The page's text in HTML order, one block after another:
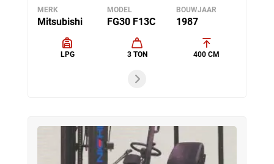
MERK
Mitsubishi
MODEL
FG30 F13C
BOUWJAAR
1987
LPG 3 TON 400 CM